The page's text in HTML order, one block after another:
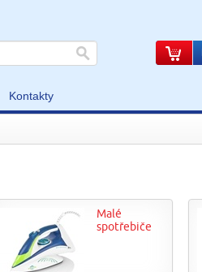
Kontakty
Malé
spotřebiče